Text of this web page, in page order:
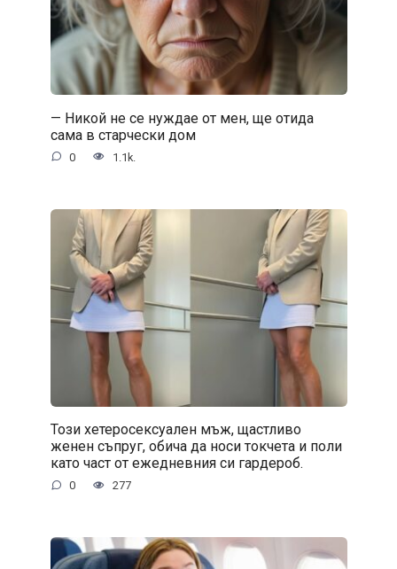
— Никой не се нуждае от мен, ще отида
сама в старчески дом
0 1.1k.
Този хетеросексуален мъж, щастливо
женен съпруг, обича да носи токчета и поли
като част от ежедневния си гардероб.
0 277